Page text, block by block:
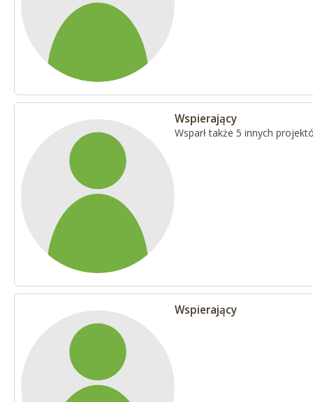
Wspierający
Wsparł także 5 innych
Wspierający